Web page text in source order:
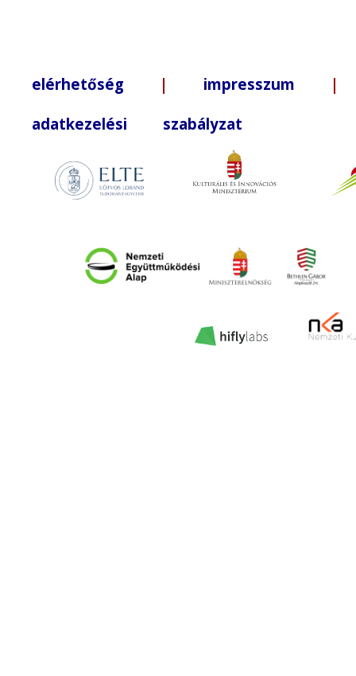
elérhetőség | impresszum |
adatkezelési szabályzat